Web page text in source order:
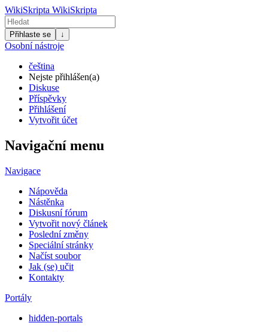
WikiSkripta WikiSkripta
Přihlaste se ↓
Osobní nástroje
čeština
Nejste přihlášen(a)
Diskuse
Příspěvky
Přihlášení
Vytvořit účet
Navigační menu
Navigace
Nápověda
Nástěnka
Diskusní fórum
Vytvořit nový článek
Poslední změny
Speciální stránky
Načíst soubor
Jak (se) učit
Kontakty
Portály
hidden-portals